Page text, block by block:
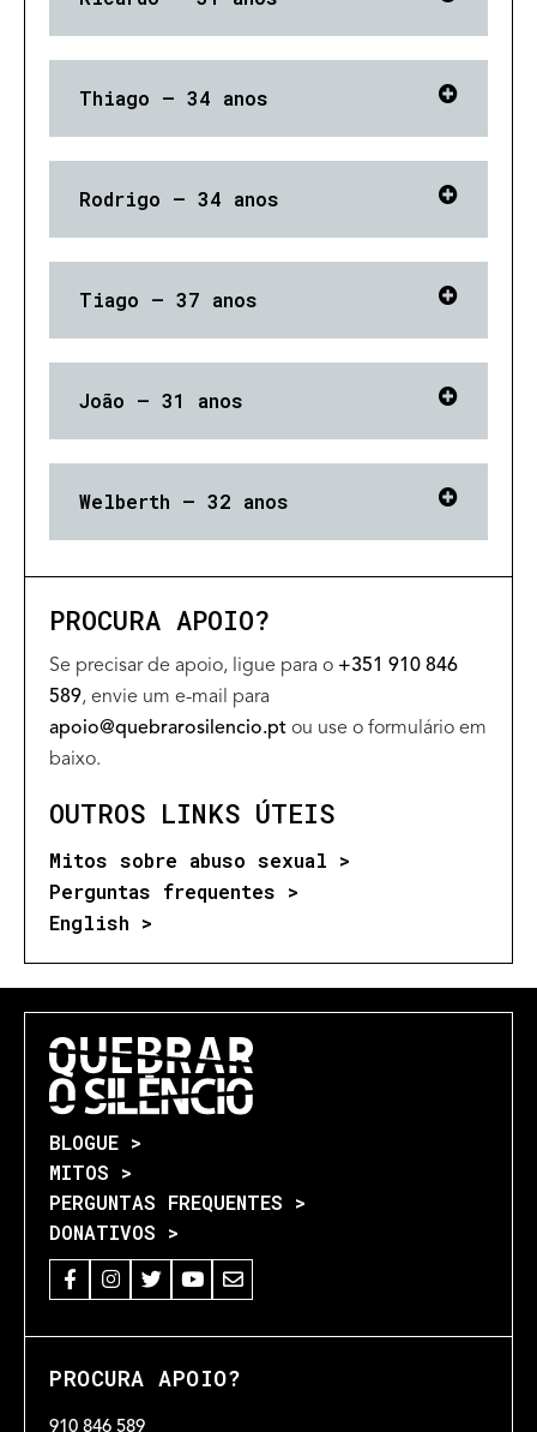
Thiago – 34 anos
Rodrigo – 34 anos
Tiago – 37 anos
João – 31 anos
Welberth – 32 anos
PROCURA APOIO?
Se precisar de apoio, ligue para o +351 910 846
589, envie um e-mail para
apoio@quebrarosilencio.pt ou use o formulário em
baixo.
OUTROS LINKS ÚTEIS
Mitos sobre abuso sexual >
Perguntas frequentes >
English >
BLOGUE >
MITOS >
PERGUNTAS FREQUENTES >
DONATIVOS >
PROCURA APOIO?
910 846 589